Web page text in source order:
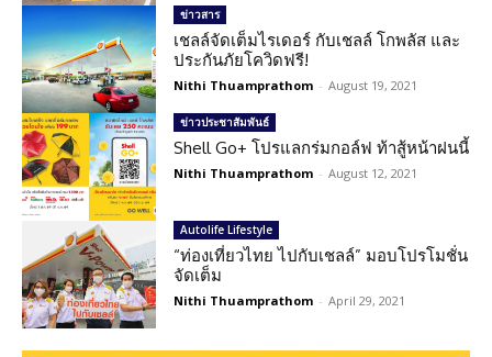
ข่าวสาร
เชลล์จัดเต็มไรเดอร์ กับเชลล์ โกพลัส และ
ประกันภัยโควิดฟรี!
Nithi Thuamprathom - August 19, 2021
ข่าวประชาสัมพันธ์
Shell Go+ โปรแลกร่มกอล์ฟ ท้าสู้หน้าฝนนี้
Nithi Thuamprathom - August 12, 2021
Autolife Lifestyle
“ท่องเที่ยวไทย ไปกับเชลล์” มอบโปรโมชั่น
จัดเต็ม
Nithi Thuamprathom - April 29, 2021